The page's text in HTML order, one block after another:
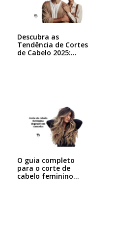
Descubra as
Tendência de Cortes
de Cabelo 2025:…
O guia completo
para o corte de
cabelo feminino…